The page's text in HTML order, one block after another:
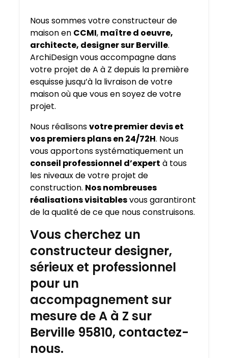
Nous sommes votre constructeur de
maison en CCMI, maître d oeuvre,
architecte, designer sur Berville.
ArchiDesign vous accompagne dans
votre projet de A à Z depuis la première
esquisse jusqu’à la livraison de votre
maison où que vous en soyez de votre
projet.
Nous réalisonsvotre premier devis et
vos premiers plans en 24/72H. Nous
vous apportons systématiquement un
conseil professionnel d’expert à tous
les niveaux de votre projet de
construction. Nos nombreuses
réalisations visitablesvous garantiront
de la qualité de ce que nous construisons.
Vous cherchez un
constructeur designer,
sérieux et professionnel
pour un
accompagnement sur
mesure de A à Z sur
Berville 95810, contactez-
nous.